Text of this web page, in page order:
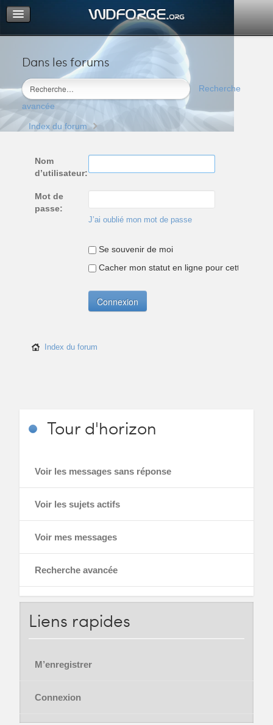
Dans les forums
Recherche
avancée
Portail
Index du forum
M’enregistrer
Connexion
Index du forum
Nom
d’utilisateur:
Mot de
passe:
J’ai oublié mon mot de passe
Se souvenir de moi
Cacher mon statut en ligne pour cette
Index du forum
Tourd'horizon
Voir les messages sans réponse
Voir les sujets actifs
Voir mes messages
Recherche avancée
Liens rapides
M’enregistrer
Connexion